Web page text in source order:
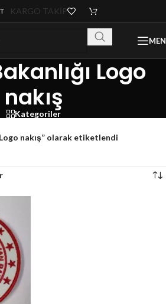
KARGO TAKİP
Logo
nakış
Kategoriler
Logo nakış” olarak etiketlendi